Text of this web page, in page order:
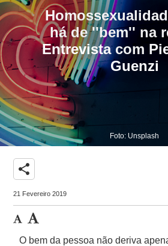
há de ''bem'' na
Entrevista com
Guenzi
Foto: Unsplash
share
21 Fevereiro 2019
O bem da pessoa não deriva